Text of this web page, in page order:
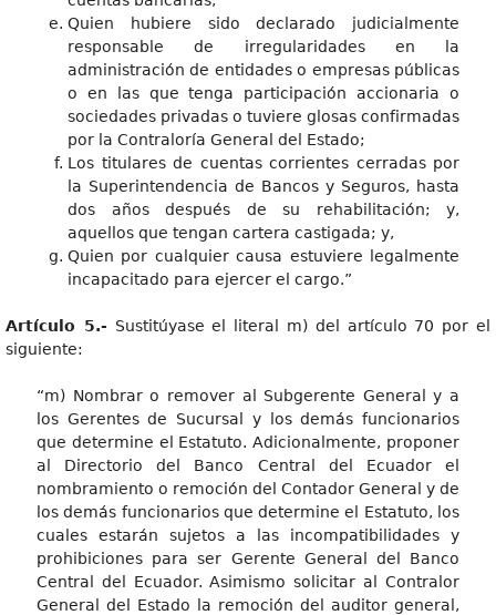
Quien hubiere sido declarado judicialmente
responsable de irregularidades en la
administración de entidades o empresas públicas
o en las que tenga participación accionaria o
sociedades privadas o tuviere glosas confirmadas
por la Contraloría General del Estado;
Los titulares de cuentas corrientes cerradas por
la Superintendencia de Bancos y Seguros, hasta
dos años después de su rehabilitación; y,
aquellos que tengan cartera castigada; y,
Quien por cualquier causa estuviere legalmente
incapacitado para ejercer el cargo.”
Artículo 5.- Sustitúyase el literal m) del artículo 70 por el
siguiente:
“m) Nombrar o remover al Subgerente General y a
los Gerentes de Sucursal y los demás funcionarios
que determine el Estatuto. Adicionalmente, proponer
al Directorio del Banco Central del Ecuador el
nombramiento o remoción del Contador General y de
los demás funcionarios que determine el Estatuto, los
cuales estarán sujetos a las incompatibilidades y
prohibiciones para ser Gerente General del Banco
Central del Ecuador. Asimismo solicitar al Contralor
General del Estado la remoción del auditor general,